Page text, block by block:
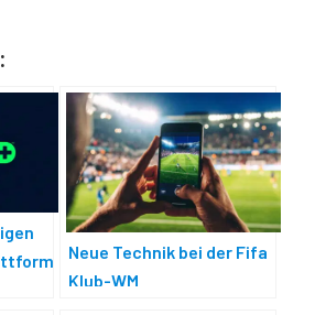
Neue Technik bei der Fifa
Klub-WM